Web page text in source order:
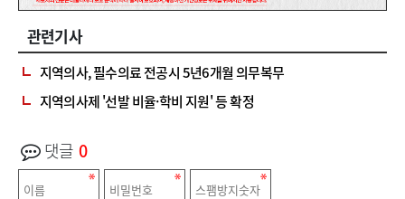
관련기사
지역의사, 필수의료 전공시 5년6개월 의무복무
지역의사제 '선발 비율·학비 지원' 등 확정
댓글 0